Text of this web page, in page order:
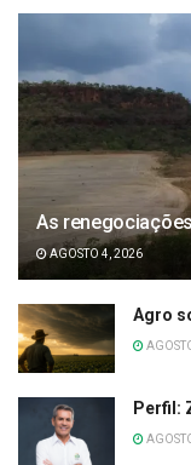
As
AGOSTO 4, 2026
Agro
Perfil: